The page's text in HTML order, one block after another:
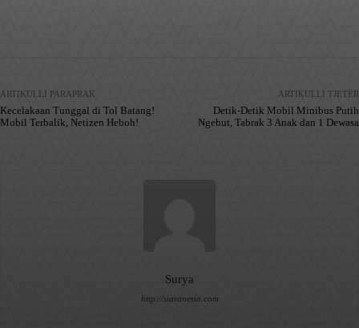
ARTIKULLI PARAPRAK
Kecelakaan Tunggal di Tol Batang!
Mobil Terbalik, Netizen Heboh!
ARTIKULLI TJETËR
Detik-Detik Mobil Minibus Putih
Ngebut, Tabrak 3 Anak dan 1 Dewasa
Surya
http://siaranesia.com